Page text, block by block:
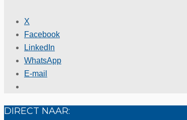
X
Facebook
LinkedIn
WhatsApp
E-mail
DIRECT NAAR: